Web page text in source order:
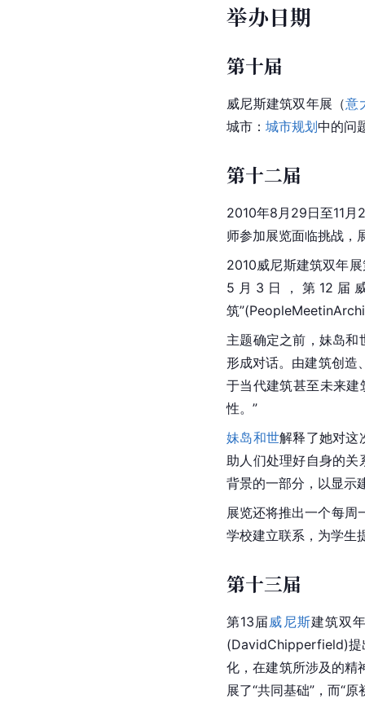
举办日期
第十届
威尼斯建筑双年展（意
城市： 城市规划中的问
第十二届
2010年8月29日至11月
师参加展览面临挑战，
2010威尼斯建筑双年
5月3日，第12届
筑”(PeopleMeetin
主题确定之前，妹岛和
形成对话。由建筑创造
于当代建筑甚至未来
性。”
妹岛和世解释了她对这
助人们处理好自身的关
背景的一部分，以显示
展览还将推出一个每周
学校建立联系，为学生
第十三届
第13届威尼斯建筑双
(DavidChipperfield)提
化，在建筑所涉及的精
展了“共同基础”，而“